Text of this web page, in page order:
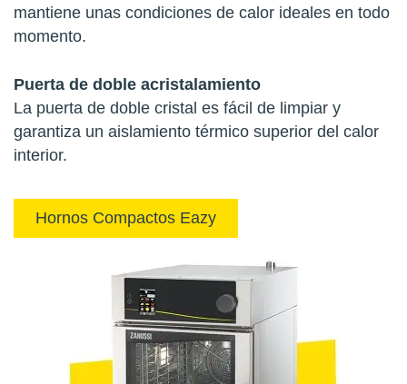
mantiene unas condiciones de calor ideales en todo
momento.
Puerta de doble acristalamiento
La puerta de doble cristal es fácil de limpiar y
garantiza un aislamiento térmico superior del calor
interior.
Hornos Compactos Eazy